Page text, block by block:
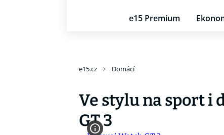
e15 Premium
e15.cz Domácí
Ve stylu na sport i
GT 3